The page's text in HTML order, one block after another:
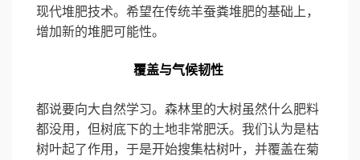
现代堆肥技术。希望在传统羊蚕粪堆肥的基础上，
增加新的堆肥可能性。
覆盖与气候韧性
都说要向大自然学习。森林里的大树虽然什么肥料
都没用，但树底下的土地非常肥沃。我们认为是枯
树叶起了作用，于是开始搜集枯树叶，并覆盖在菊